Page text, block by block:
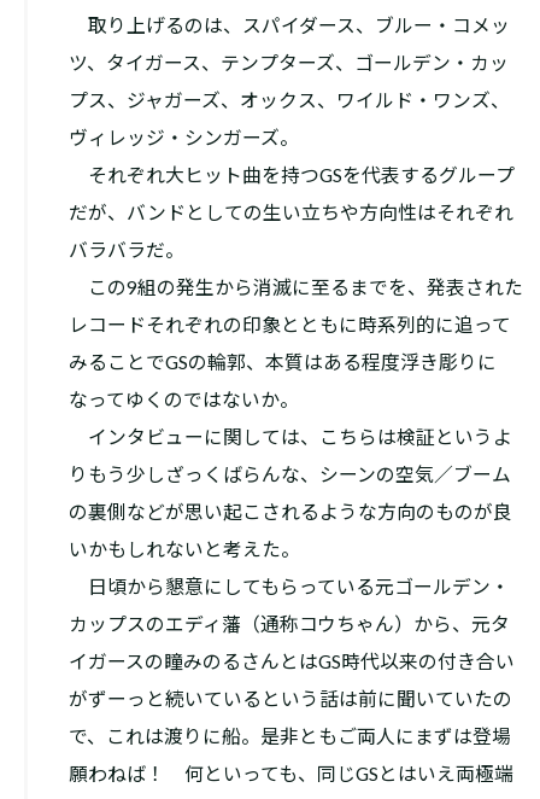
取り上げるのは、スパイダース、ブルー・コメッ
ツ、タイガース、テンプターズ、ゴールデン・カッ
プス、ジャガーズ、オックス、ワイルド・ワンズ、
ヴィレッジ・シンガーズ。
それぞれ大ヒット曲を持つGSを代表するグループ
だが、バンドとしての生い立ちや方向性はそれぞれ
バラバラだ。
この9組の発生から消滅に至るまでを、発表された
レコードそれぞれの印象とともに時系列的に追って
みることでGSの輪郭、本質はある程度浮き彫りに
なってゆくのではないか。
インタビューに関しては、こちらは検証というよ
りもう少しざっくばらんな、シーンの空気／ブーム
の裏側などが思い起こされるような方向のものが良
いかもしれないと考えた。
日頃から懇意にしてもらっている元ゴールデン・
カップスのエディ藩（通称コウちゃん）から、元タ
イガースの瞳みのるさんとはGS時代以来の付き合い
がずーっと続いているという話は前に聞いていたの
で、これは渡りに船。是非ともご両人にまずは登場
願わねば！ 何といっても、同じGSとはいえ両極端